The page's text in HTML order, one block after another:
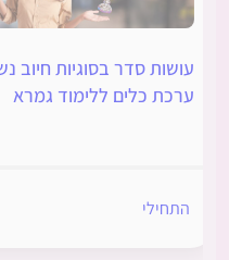
עושות סדר בסוגיות חיוב נשים:
ערכת כלים ללימוד גמרא
התחילי